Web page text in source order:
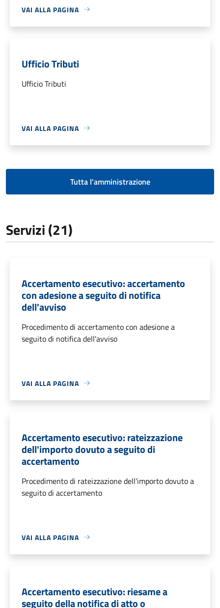
VAI ALLA PAGINA
Ufficio Tributi
Ufficio Tributi
VAI ALLA PAGINA
Tutta l'amministrazione
Servizi (21)
Accertamento esecutivo: accertamento
con adesione a seguito di notifica
dell'avviso
Procedimento di accertamento con adesione a
seguito di notifica dell'avviso
VAI ALLA PAGINA
Accertamento esecutivo: rateizzazione
dell'importo dovuto a seguito di
accertamento
Procedimento di rateizzazione dell'importo dovuto a
seguito di accertamento
VAI ALLA PAGINA
Accertamento esecutivo: riesame a
seguito della notifica di atto o